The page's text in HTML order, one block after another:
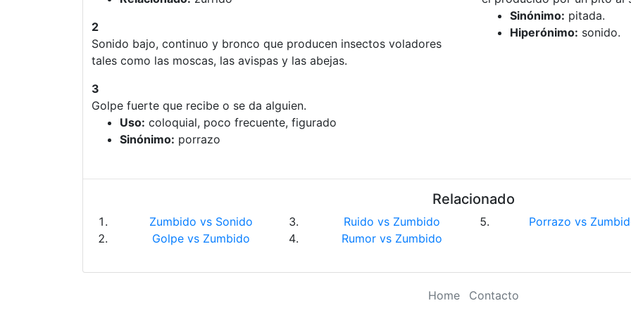
2
Sonido bajo, continuo y bronco que producen insectos voladores
tales como las moscas, las avispas y las abejas.
3
Golpe fuerte que recibe o se da alguien.
Uso: coloquial, poco frecuente, figurado
Sinónimo: porrazo
Sinónimo: pitada.
Hiperónimo: sonido.
Relacionado
Zumbido vs Sonido
Golpe vs Zumbido
Ruido vs Zumbido
Rumor vs Zumbido
Porrazo vs
Home Contacto